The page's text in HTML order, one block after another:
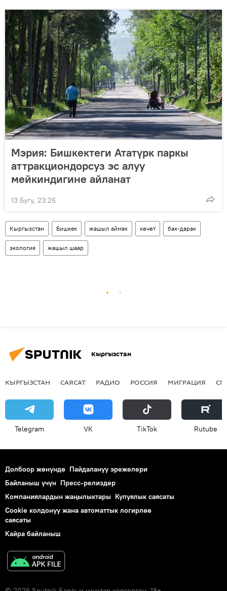
Мэрия: Бишкектеги Ататүрк паркы
аттракциондорсуз эс алуу
мейкиндигине айланат
13 Бугу, 23:26
Кыргызстан Бишкек жашыл аймак көчөт бак-дарак
экология жашыл шаар
Кыргызстан
КЫРГЫЗСТАН САЯСАТ РАДИО РОССИЯ МИГРАЦИЯ
Telegram VK ТikТоk Rutube
Долбоор жөнүндө Пайдалануу эрежелери
Байланыш үчүн Пресс-релиздер
Компаниялардын жаңылыктары Купуялык саясаты
Cookie колдонуу жана автоматтык логирлөө
саясаты
Кайра байланыш